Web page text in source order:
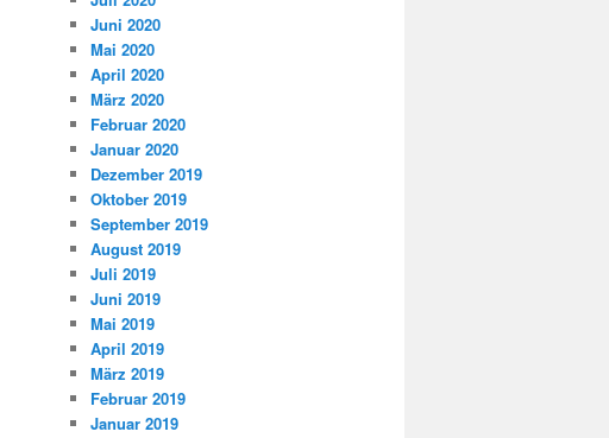
Juni 2020
Mai 2020
April 2020
März 2020
Februar 2020
Januar 2020
Dezember 2019
Oktober 2019
September 2019
August 2019
Juli 2019
Juni 2019
Mai 2019
April 2019
März 2019
Februar 2019
Januar 2019